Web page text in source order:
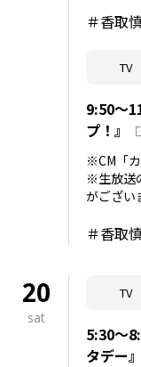
＃香取
TV
9:50～
プ！』
※CM「
※生放送
がござい
＃香取
20
sat
TV
5:30～
タデー』